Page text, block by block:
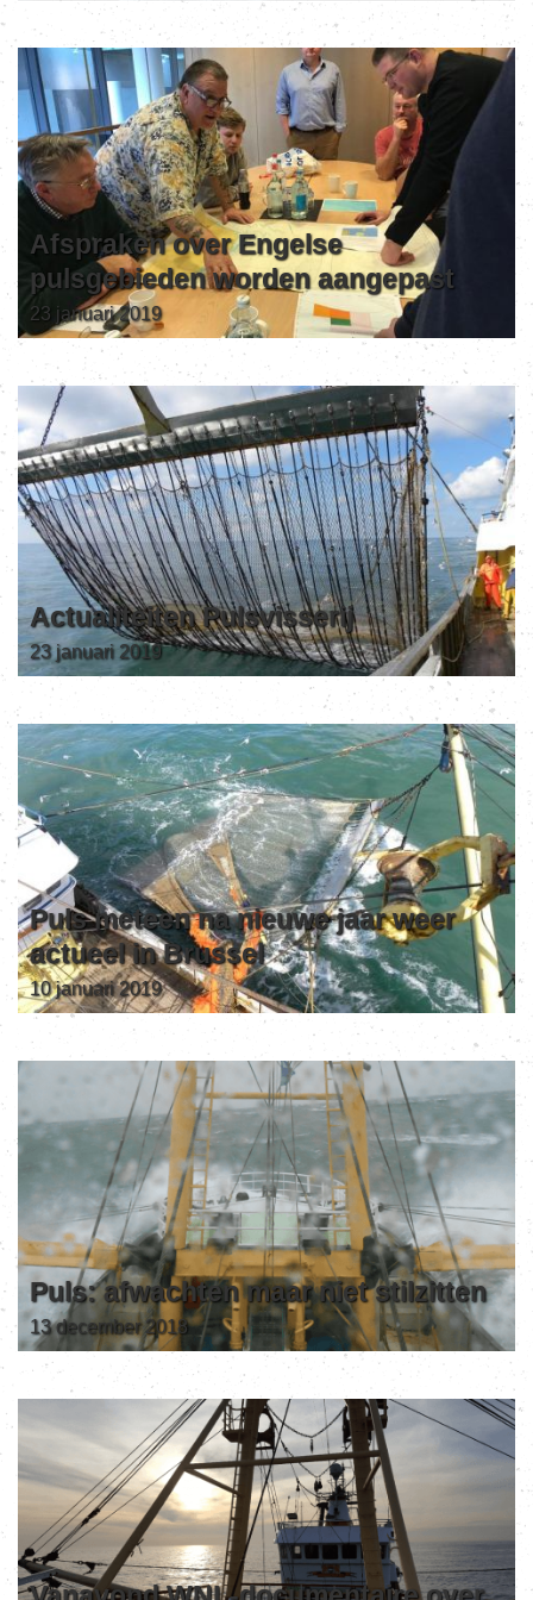
Afspraken over Engelse
pulsgebieden worden aangepast
23 januari 2019
Actualiteiten Pulsvisserij
23 januari 2019
Puls meteen na nieuwe jaar weer
actueel in Brussel
10 januari 2019
Puls: afwachten maar niet stilzitten
13 december 2018